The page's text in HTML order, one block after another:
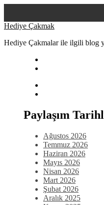
Skip
content
Hediye Çakmak
Hediye Çakmalar ile ilgili blog
Paylaşım
Ağustos 2026
Temmuz 2026
Haziran 2026
Mayıs 2026
Nisan 2026
Mart 2026
Şubat 2026
Aralık 2025